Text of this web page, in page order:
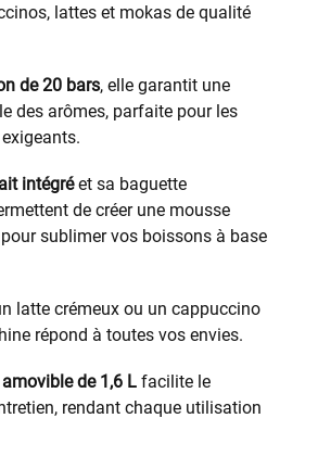
lattes et mokas de qualité
de 20 bars, elle garantit une
des arômes, parfaite pour les
intégréet sa baguette
de créer une mousse
sublimer vos boissons à base
latte crémeux ou un cappuccino
répond à toutes vos envies.
amovible de 1,6 L facilite le
rendant chaque utilisation